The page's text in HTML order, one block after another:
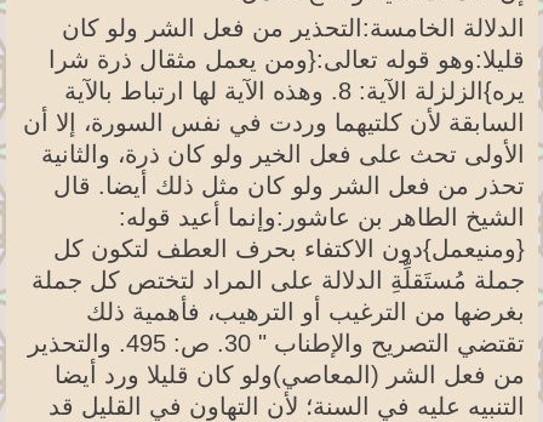
الدلالة الخامسة:التحذير من فعل الشر ولو كان
قليلا:وهو قوله تعالى:{ومن يعمل مثقال ذرة شرا
يره}الزلزلة الآية: 8. وهذه الآية لها ارتباط بالآية
السابقة لأن كلتيهما وردت في نفس السورة، إلا أن
الأولى تحث على فعل الخير ولو كان ذرة، والثانية
تحذر من فعل الشر ولو كان مثل ذلك أيضا. قال
الشيخ الطاهر بن عاشور:وإنما أعيد قوله:
{ومنيعمل}دون الاكتفاء بحرف العطف لتكون كل
جملة مُستَقلِّةِ الدلالة على المراد لتختص كل جملة
بغرضها من الترغيب أو الترهيب، فأهمية ذلك
تقتضي التصريح والإطناب " 30. ص: 495. والتحذير
من فعل الشر (المعاصي)ولو كان قليلا ورد أيضا
التنبيه عليه في السنة؛ لأن التهاون في القليل قد